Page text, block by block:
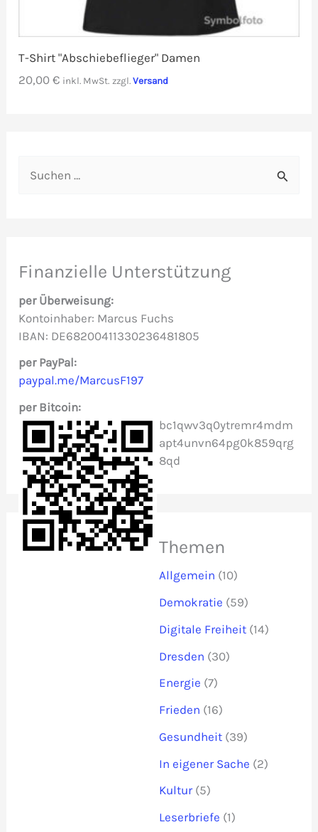
T-Shirt "Abschiebeflieger" Damen
20,00€ inkl. MwSt. zzgl.Versand
e
n
a
c
h
:
Finanzielle Unterstützung
per Überweisung:
Kontoinhaber: Marcus Fuchs
IBAN: DE68200411330236481805
per PayPal:
paypal.me/MarcusF197
per Bitcoin:
bc1qwv3q0ytremr4mdm
apt4unvn64pg0k859qrg
8qd
Themen
Allgemein (10)
Demokratie (59)
Digitale Freiheit (14)
Dresden (30)
Energie (7)
Frieden (16)
Gesundheit (39)
In eigener Sache (2)
Kultur (5)
Leserbriefe (1)